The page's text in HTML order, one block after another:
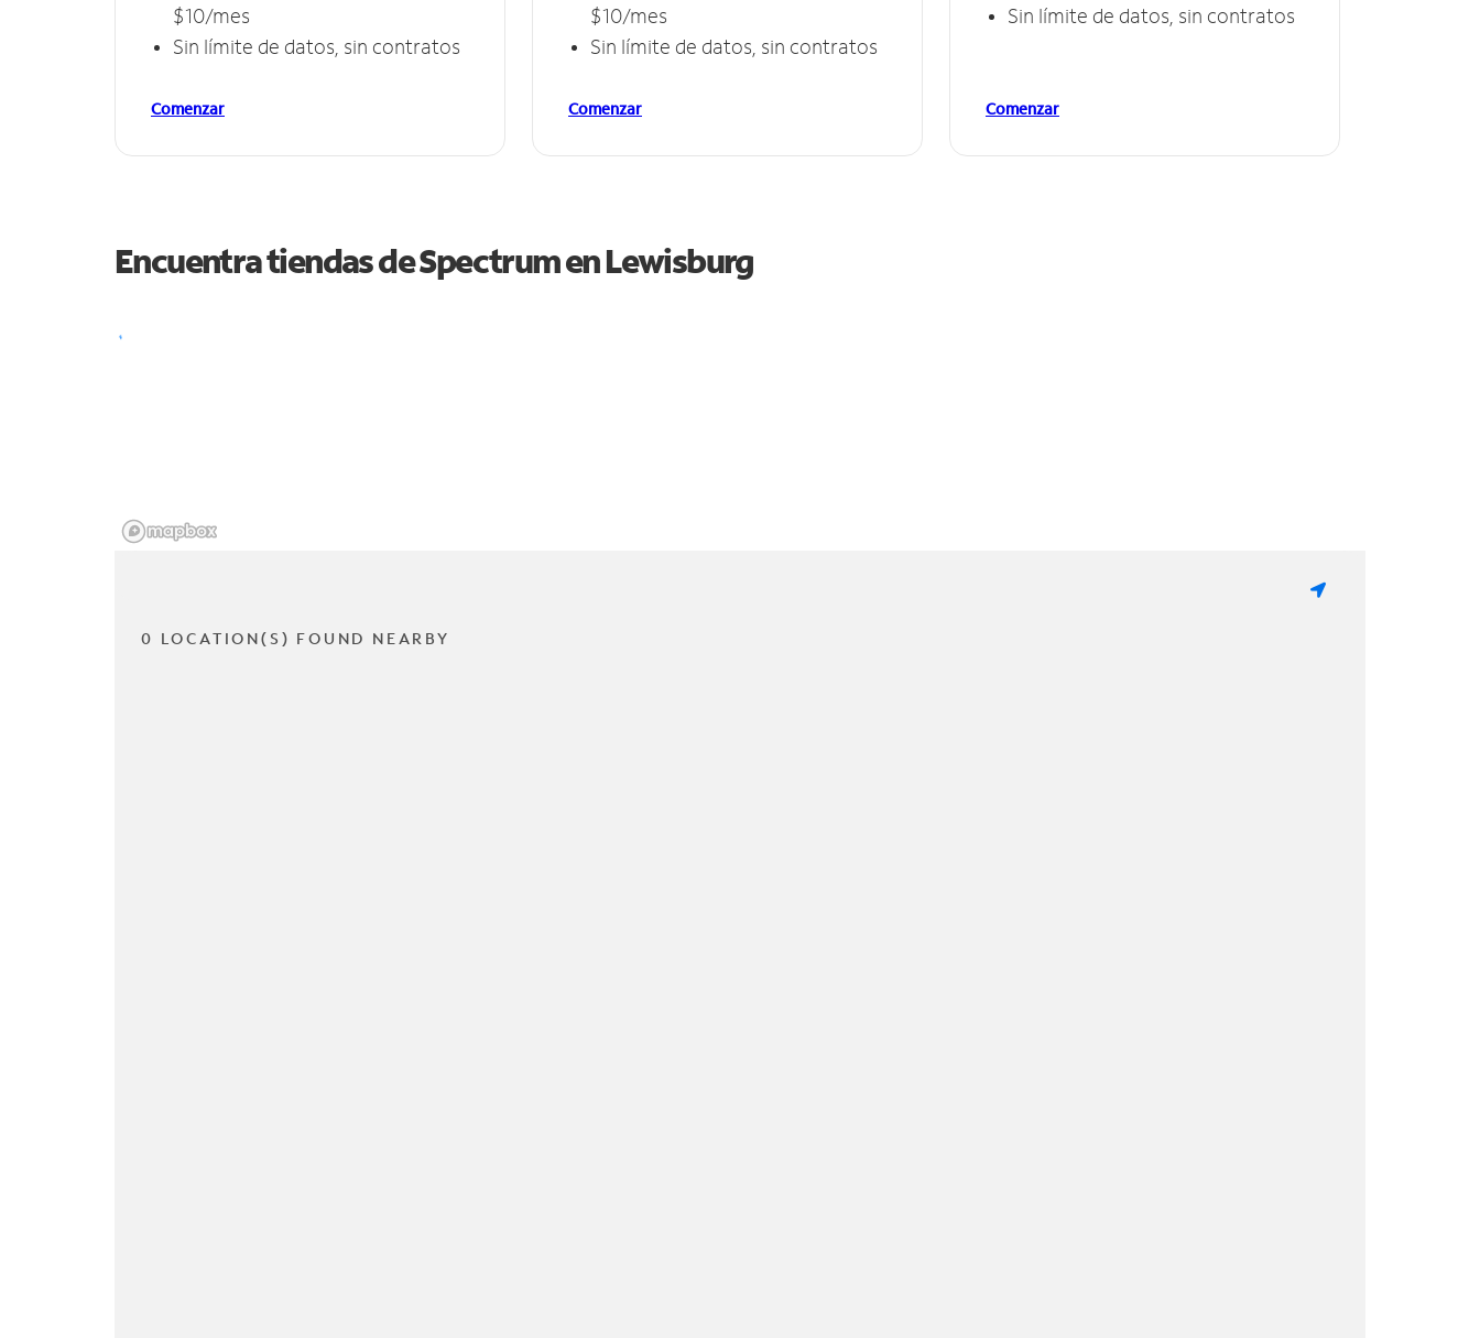
$10/mes
Sin límite de datos, sin contratos
Comenzar
$10/mes
Sin límite de datos, sin contratos
Comenzar
Sin límite de datos, sin contratos
Comenzar
Encuentra tiendas de Spectrum enLewisburg
0 LOCATION(S) FOUND NEARBY